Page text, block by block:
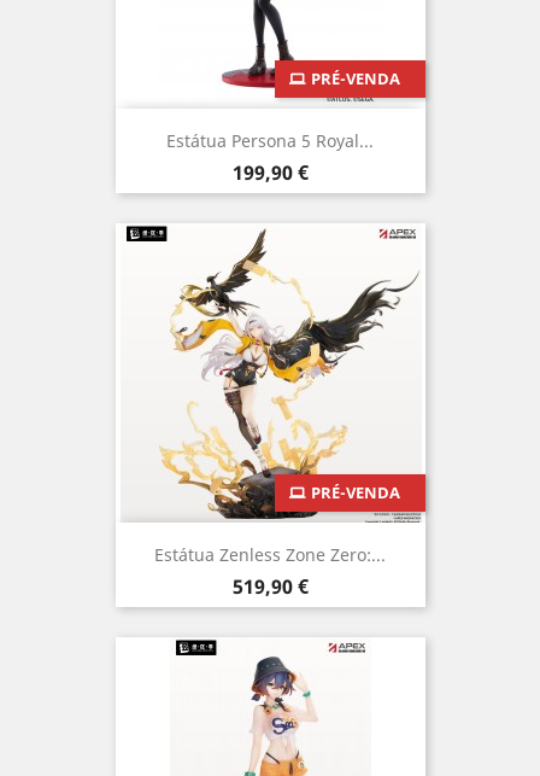
Estátua Persona 5 Royal...
Preço
199,90 €
PRÉ-VENDA
Estátua Zenless Zone Zero:...
Preço
519,90 €
PRÉ-VENDA